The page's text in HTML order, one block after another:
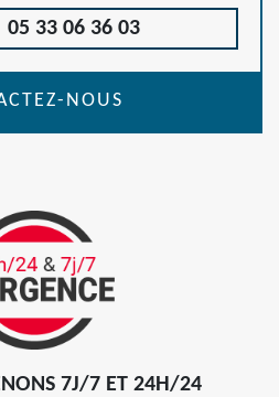
05 33 06 36 03
NOUS
7J/7 ET 24H/24